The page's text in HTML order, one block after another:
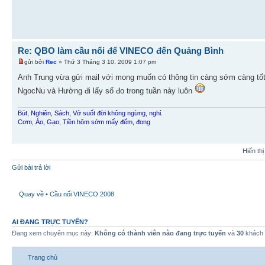
Re: QBO làm cầu nối để VINECO đến Quảng Bình
gửi bởi Rec » Thứ 3 Tháng 3 10, 2009 1:07 pm
Anh Trung vừa gửi mail với mong muốn có thông tin càng sớm càng
NgocNu và Hường đi lấy số đo trong tuần này luôn
Bút, Nghiên, Sách, Vở suốt đời không ngừng, nghỉ.
Cơm, Áo, Gạo, Tiền hôm sớm mấy đếm, đong
Hiển
Gửi bài trả lời
Quay về • Cầu nối VINECO 2008
AI ĐANG TRỰC TUYẾN?
Đang xem chuyên mục này: Không có thành viên nào đang trực tuyến và 30 khách
Trang chủ